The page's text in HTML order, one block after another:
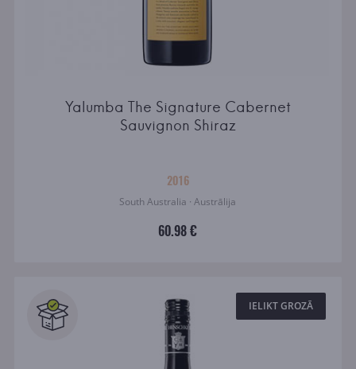
Yalumba The Signature Cabernet
Sauvignon Shiraz
2016
South Australia · Austrālija
60.98 €
IELIKT GROZĀ